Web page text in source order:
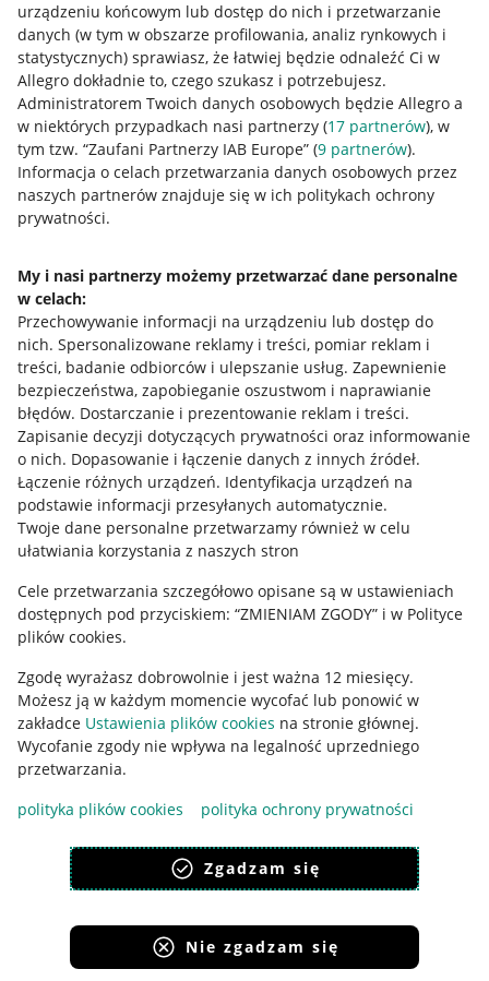
urządzeniu końcowym lub dostęp do nich i przetwarzanie
danych (w tym w obszarze profilowania, analiz rynkowych i
statystycznych) sprawiasz, że łatwiej będzie odnaleźć Ci w
Allegro dokładnie to, czego szukasz i potrzebujesz.
Administratorem Twoich danych osobowych będzie Allegro a
w niektórych przypadkach nasi partnerzy (17 partnerów), w
tym tzw. “Zaufani Partnerzy IAB Europe” (9 partnerów).
Informacja o celach przetwarzania danych osobowych przez
naszych partnerów znajduje się w ich politykach ochrony
prywatności.
My i nasi partnerzy możemy przetwarzać dane personalne
w celach:
Przechowywanie informacji na urządzeniu lub dostęp do
nich. Spersonalizowane reklamy i treści, pomiar reklam i
treści, badanie odbiorców i ulepszanie usług. Zapewnienie
bezpieczeństwa, zapobieganie oszustwom i naprawianie
błędów. Dostarczanie i prezentowanie reklam i treści.
Zapisanie decyzji dotyczących prywatności oraz informowanie
o nich. Dopasowanie i łączenie danych z innych źródeł.
Łączenie różnych urządzeń. Identyfikacja urządzeń na
podstawie informacji przesyłanych automatycznie.
Twoje dane personalne przetwarzamy również w celu
ułatwiania korzystania z naszych stron
Cele przetwarzania szczegółowo opisane są w ustawieniach
dostępnych pod przyciskiem: “ZMIENIAM ZGODY” i w Polityce
plików cookies.
Zgodę wyrażasz dobrowolnie i jest ważna 12 miesięcy.
Możesz ją w każdym momencie wycofać lub ponowić w
zakładce Ustawienia plików cookies na stronie głównej.
Wycofanie zgody nie wpływa na legalność uprzedniego
przetwarzania.
polityka plików cookies
polityka ochrony prywatności
Zgadzam się
Nie zgadzam się
Przydatne informacje
Jak to działa
Allegro Gadane dla sprzedających
Allegro Gadane dla kupujących
Mapa miejscowości
Informacje prawne
Regulamin
Polityka plików "cookies"
Ustawienia plików "cookies"
Udostępnianie lokalizacji
Informacje dla Aktu o Usługach Cyfrowych
Pobierz aplikację
Korzystanie z serwisu oznacza akceptacjęregulaminu